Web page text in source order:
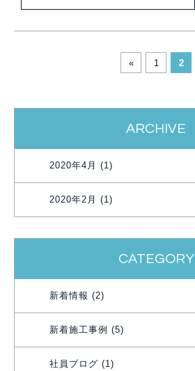
« 1 2
ARCHIVE
2020年4月 (1)
2020年2月 (1)
CATEGORY
新着情報 (2)
新着施工事例 (5)
社員ブログ (1)